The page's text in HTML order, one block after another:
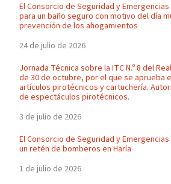
El Consorcio de Seguridad y
para un baño seguro con motivo del día
prevención de los ahogamientos
24 de julio de 2026
Jornada Técnica sobre la ITC N.º 8 del
de 30 de octubre, por el que se aprueba
artículos pirotécnicos y cartuchería.
de espectáculos pirotécnicos.
3 de julio de 2026
El Consorcio de Seguridad y
un retén de bomberos en Haría
1 de julio de 2026